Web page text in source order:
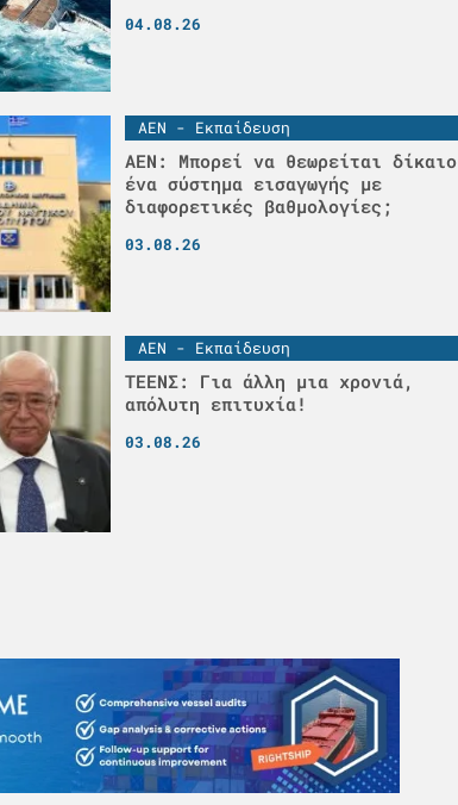
04.08.26
ΑΕΝ - Εκπαίδευση
ΑΕΝ: Μπορεί να θεωρείται δίκαιο
ένα σύστημα εισαγωγής με
διαφορετικές βαθμολογίες;
03.08.26
ΑΕΝ - Εκπαίδευση
ΤΕΕΝΣ: Για άλλη μια χρονιά,
απόλυτη επιτυχία!
03.08.26